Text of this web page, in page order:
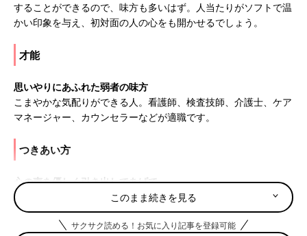
することができるので、味方も多いはず。人当たりがソフトで温
かい印象を与え、初対面の人の心をも開かせるでしょう。
才能
思いやりにあふれた弱者の味方
こまやかな気配りができる人。看護師、検査技師、介護士、ケア
マネージャー、カウンセラーなどが適職です。
つきあい方
心の声を優しく引き出してあげて
親や周囲の顔色をうかがって、自分の気持ちを伝えることが苦手
なタイプ。心の声を引きだしてあげましょう。
このまま続きを見る
サクサク読める！お気に入り記事を登録可能